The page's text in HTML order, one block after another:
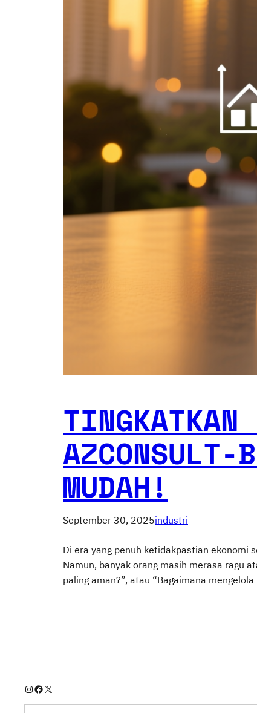
MUDAH!
September 30, 2025industri
Di era yang penuh ketidakpastian ekonomi
Namun, banyak orang masih merasa ragu
paling aman?”, atau “Bagaimana
Instagram
Facebook
X